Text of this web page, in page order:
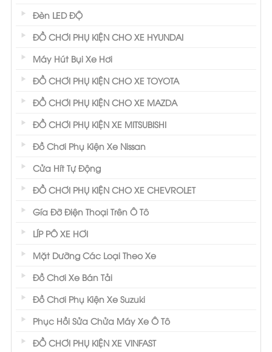
Đèn LED ĐỘ
ĐỒ CHƠI PHỤ KIỆN CHO XE HYUNDAI
Máy Hút Bụi Xe Hơi
ĐỒ CHƠI PHỤ KIỆN CHO XE TOYOTA
ĐỒ CHƠI PHỤ KIỆN CHO XE MAZDA
ĐỒ CHƠI PHỤ KIỆN XE MITSUBISHI
Đồ Chơi Phụ Kiện Xe Nissan
Cửa Hít Tự Động
ĐỒ CHƠI PHỤ KIỆN CHO XE CHEVROLET
Gía Đỡ Điện Thoại Trên Ô Tô
LÍP PÔ XE HƠI
Mặt Dưỡng Các Loại Theo Xe
Đồ Chơi Xe Bán Tải
Đồ Chơi Phụ Kiện Xe Suzuki
Phục Hồi Sửa Chửa Máy Xe Ô Tô
ĐỒ CHƠI PHỤ KIỆN XE VINFAST